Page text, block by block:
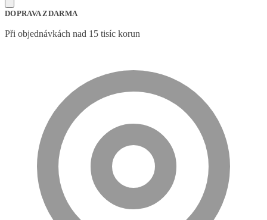
DOPRAVA ZDARMA
Při objednávkách nad 15 tisíc korun